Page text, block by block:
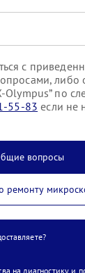
с
либо
Olympus” по
55-83 если не
вопросы
ремонту
на диагностику и